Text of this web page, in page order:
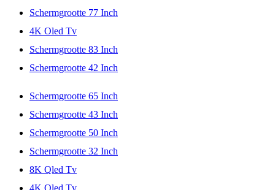
Schermgrootte 77 Inch
4K Oled Tv
Schermgrootte 83 Inch
Schermgrootte 42 Inch
Schermgrootte 65 Inch
Schermgrootte 43 Inch
Schermgrootte 50 Inch
Schermgrootte 32 Inch
8K Qled Tv
4K Qled Tv